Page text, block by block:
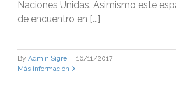
Naciones Unidas. Asimismo este
de encuentro en [...]
By Admin Sigre |
16/11/2017
Más información